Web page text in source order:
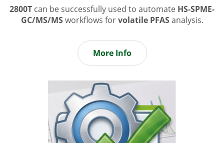
2800T can be successfully used to automate HS-SPME-
GC/MS/MSworkflows forvolatile PFASanalysis.
More Info